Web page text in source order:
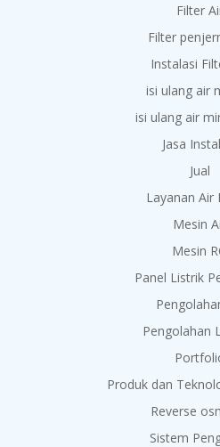
Filter
Filter
Instalasi
isi ulang air
isi ulang air
Jasa
Jual
Layanan Air
Mesin
Mesin
Panel Listrik
Pengolahan
Produk dan
Reverse
Sistem